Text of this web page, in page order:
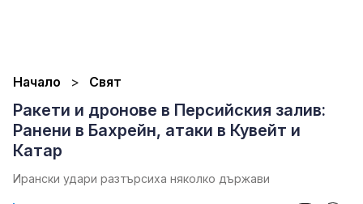
Начало Свят
Ракети и дронове в Персийския залив:
Ранени в Бахрейн, атаки в Кувейт и
Катар
Ирански удари разтърсиха няколко държави